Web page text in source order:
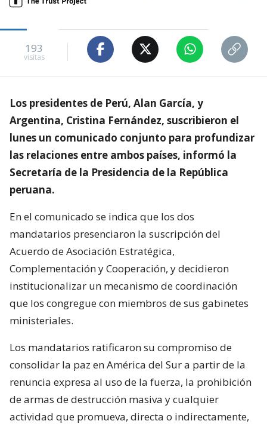
193
visitas
Los presidentes de Perú, Alan García, y
Argentina, Cristina Fernández, suscribieron el
lunes un comunicado conjunto para profundizar
las relaciones entre ambos países, informó la
Secretaría de la Presidencia de la República
peruana.
En el comunicado se indica que los dos
mandatarios presenciaron la suscripción del
Acuerdo de Asociación Estratégica,
Complementación y Cooperación, y decidieron
institucionalizar un mecanismo de coordinación
que los congregue con miembros de sus gabinetes
ministeriales.
Los mandatarios ratificaron su compromiso de
consolidar la paz en América del Sur a partir de la
renuncia expresa al uso de la fuerza, la prohibición
de armas de destrucción masiva y cualquier
actividad que promueva, directa o indirectamente,